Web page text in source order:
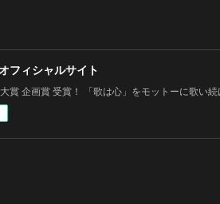
フィシャルサイト
賞 企画賞 受賞！ 「歌は心」をモットーに歌い続